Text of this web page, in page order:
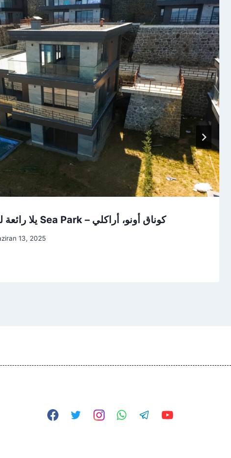
يلا رائعة للبيع ضمن مشروع Sea Park – كوناق أونو، أراكلي
13, 2025